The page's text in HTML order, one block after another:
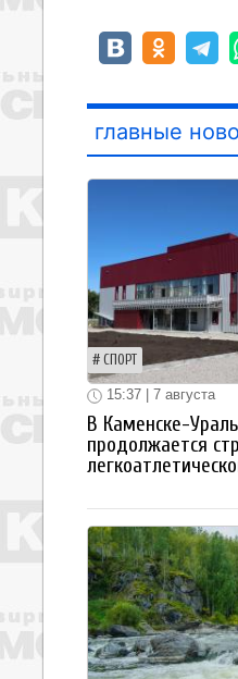
главные
СПОРТ
15:37 | 7 августа
В Каменске-
продолжается